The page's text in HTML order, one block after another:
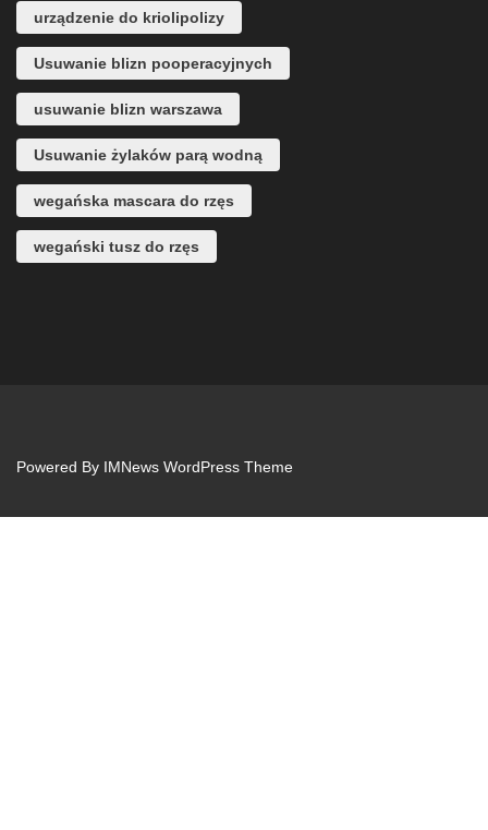
urządzenie do kriolipolizy
Usuwanie blizn pooperacyjnych
usuwanie blizn warszawa
Usuwanie żylaków parą wodną
wegańska mascara do rzęs
wegański tusz do rzęs
Powered By IMNews WordPress Theme